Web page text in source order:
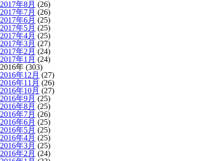
2017年8月 (26)
2017年7月 (26)
2017年6月 (25)
2017年5月 (25)
2017年4月 (25)
2017年3月 (27)
2017年2月 (24)
2017年1月 (24)
2016年 (303)
2016年12月 (27)
2016年11月 (26)
2016年10月 (27)
2016年9月 (25)
2016年8月 (25)
2016年7月 (26)
2016年6月 (25)
2016年5月 (25)
2016年4月 (25)
2016年3月 (25)
2016年2月 (24)